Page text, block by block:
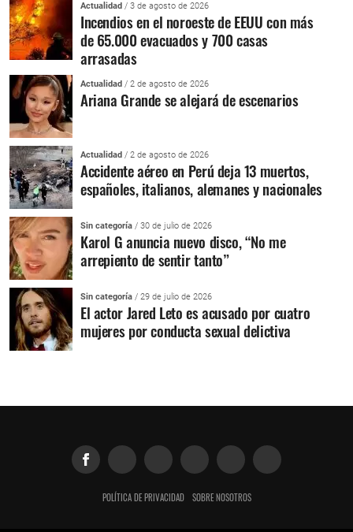
Actualidad / 3 de agosto de 2026
Incendios en el noroeste de EEUU con más
de 65.000 evacuados y 700 casas
arrasadas
Actualidad / 2 de agosto de 2026
Ariana Grande se alejará de escenarios
Actualidad / 2 de agosto de 2026
Accidente aéreo en Perú deja 13 muertos,
españoles, italianos, alemanes y nacionales
Sin categoría / 30 de julio de 2026
Karol G anuncia nuevo disco, “No me
arrepiento de sentir tanto”
Sin categoría / 29 de julio de 2026
El actor Jared Leto es acusado por cuatro
mujeres por conducta sexual delictiva
POLÍTICA DE PRIVACIDAD SOBRE NOSOTROS